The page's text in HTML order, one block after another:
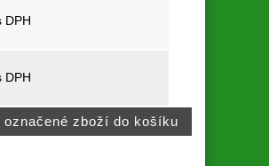
DPH
DPH